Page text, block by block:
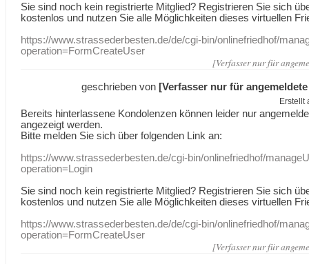
Sie sind noch kein registrierte Mitglied? Registrieren Sie sich
kostenlos und nutzen Sie alle Möglichkeiten dieses virtuellen
https://www.strassederbesten.de/de/cgi-bin/onlinefriedhof/
operation=FormCreateUser
[Verfasser nur für
geschrieben von [Verfasser nur für
Erstellt
Bereits hinterlassene Kondolenzen können leider nur
angezeigt werden.
Bitte melden Sie sich über folgenden Link an:
https://www.strassederbesten.de/cgi-bin/onlinefriedhof/
operation=Login
Sie sind noch kein registrierte Mitglied? Registrieren Sie sich
kostenlos und nutzen Sie alle Möglichkeiten dieses virtuellen
https://www.strassederbesten.de/de/cgi-bin/onlinefriedhof/
operation=FormCreateUser
[Verfasser nur für